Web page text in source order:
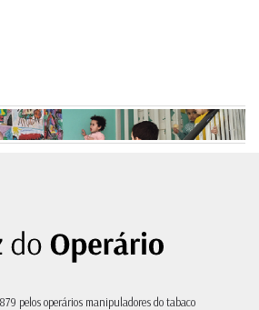
pelos operários manipuladores do tabaco